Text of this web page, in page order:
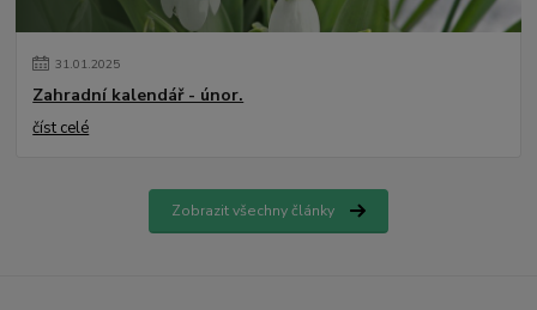
31.01.2025
Zahradní kalendář - únor.
číst celé
Zobrazit všechny články